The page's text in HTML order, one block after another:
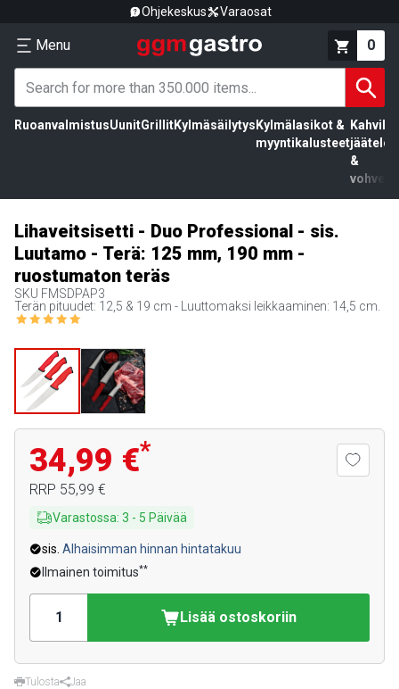
Ohjekeskus Varaosat
Menu 0
RuoanvalmistusUunitGrillitKylmäsäilytys Kylmälasikot &
myyntikalusteet
Kahvila,
jäätelö
&
vohvelit
Lihaveitsisetti - Duo Professional - sis.
Luutamo - Terä: 125 mm, 190 mm -
ruostumaton teräs
SKU FMSDPAP3
Terän pituudet: 12,5 & 19 cm - Luuttomaksi leikkaaminen: 14,5 cm.
34,99 €*
RRP 55,99 €
Varastossa: 3 - 5 Päivää
sis. Alhaisimman hinnan hintatakuu
Ilmainen toimitus**
Lisää ostoskoriin
Tulosta
Jaa